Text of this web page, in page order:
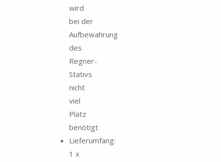
wird
bei der
Aufbewahrung
des
Regner-
Stativs
nicht
viel
Platz
benötigt
Lieferumfang:
1 x